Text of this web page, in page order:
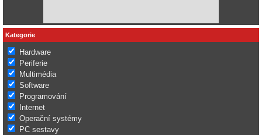
Kategorie
Hardware
Periferie
Multimédia
Software
Programování
Internet
Operační systémy
PC sestavy